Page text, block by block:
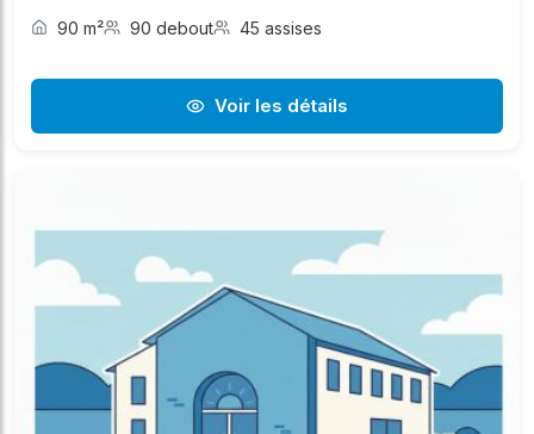
90 m² 90 debout 45 assises
Voir les détails